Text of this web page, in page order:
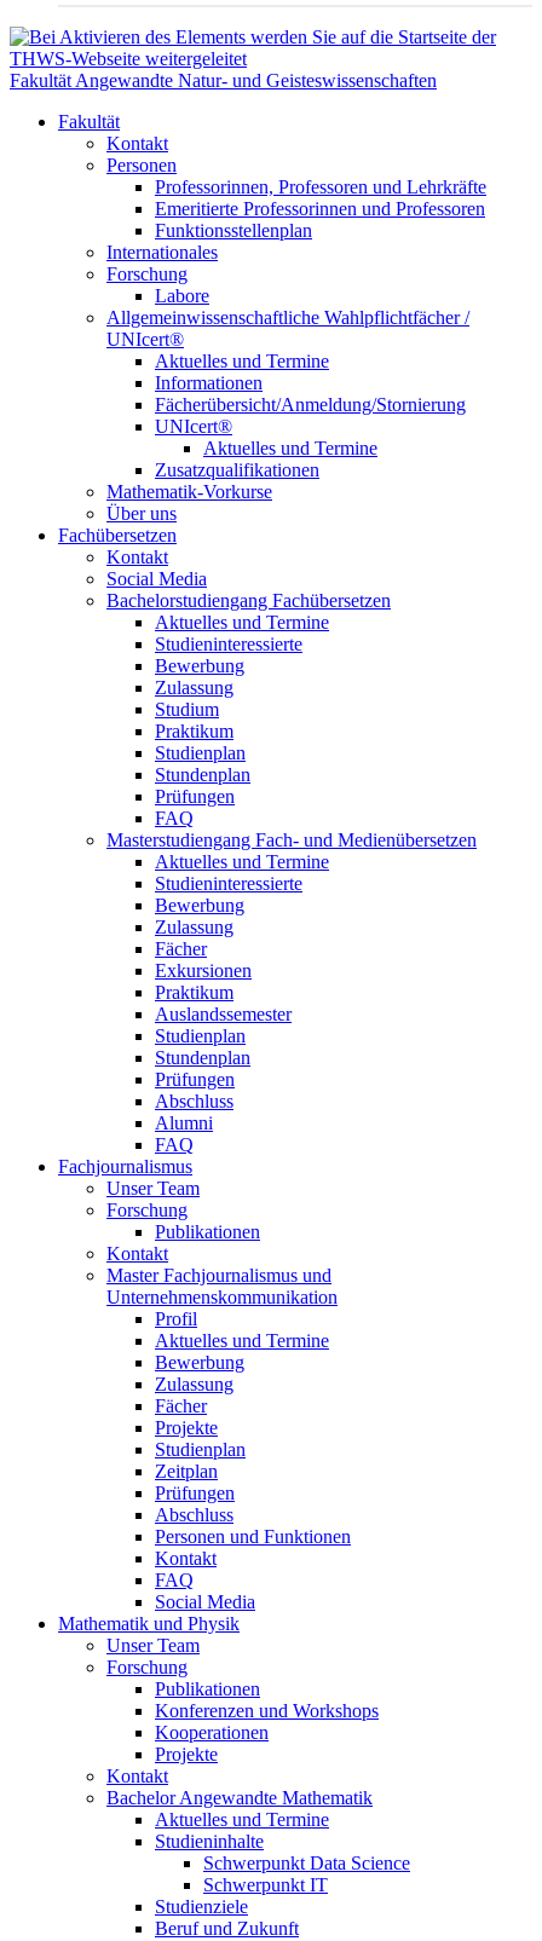
Fakultät Angewandte Natur- und Geisteswissenschaften
Fakultät
Kontakt
Personen
Professorinnen, Professoren und Lehrkräfte
Emeritierte Professorinnen und Professoren
Funktionsstellenplan
Internationales
Forschung
Labore
Allgemeinwissenschaftliche Wahlpflichtfächer /
UNIcert®
Aktuelles und Termine
Informationen
Fächerübersicht/Anmeldung/Stornierung
UNIcert®
Aktuelles und Termine
Zusatzqualifikationen
Mathematik-Vorkurse
Über uns
Fachübersetzen
Kontakt
Social Media
Bachelorstudiengang Fachübersetzen
Aktuelles und Termine
Studieninteressierte
Bewerbung
Zulassung
Studium
Praktikum
Studienplan
Stundenplan
Prüfungen
FAQ
Masterstudiengang Fach- und Medienübersetzen
Aktuelles und Termine
Studieninteressierte
Bewerbung
Zulassung
Fächer
Exkursionen
Praktikum
Auslandssemester
Studienplan
Stundenplan
Prüfungen
Abschluss
Alumni
FAQ
Fachjournalismus
Unser Team
Forschung
Publikationen
Kontakt
Master Fachjournalismus und
Unternehmenskommunikation
Profil
Aktuelles und Termine
Bewerbung
Zulassung
Fächer
Projekte
Studienplan
Zeitplan
Prüfungen
Abschluss
Personen und Funktionen
Kontakt
FAQ
Social Media
Mathematik und Physik
Unser Team
Forschung
Publikationen
Konferenzen und Workshops
Kooperationen
Projekte
Kontakt
Bachelor Angewandte Mathematik
Aktuelles und Termine
Studieninhalte
Schwerpunkt Data Science
Schwerpunkt IT
Studienziele
Beruf und Zukunft